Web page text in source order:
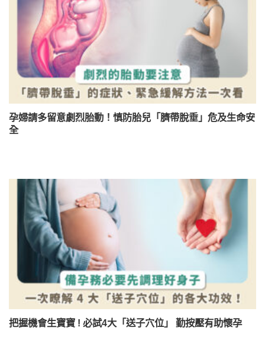
孕婦請多留意劇烈胎動！慎防胎兒「臍帶脫垂」危及生命安
全
把握機會生寶寶 ! 必試4大「送子穴位」 勤按壓有助懷孕